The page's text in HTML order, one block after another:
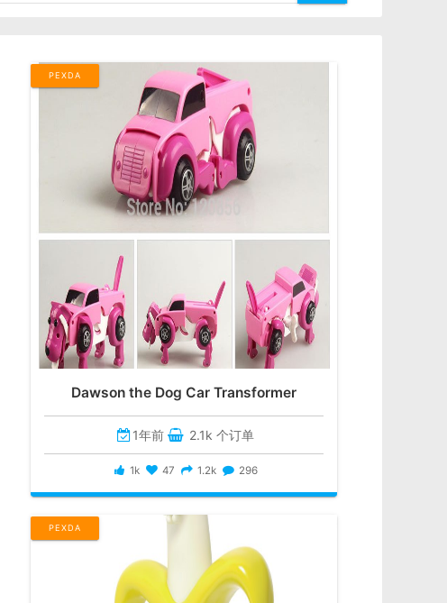
PEXDA
Dawson the Dog Car Transformer
1年前 2.1k 个订单
1k 47 1.2k 296
PEXDA